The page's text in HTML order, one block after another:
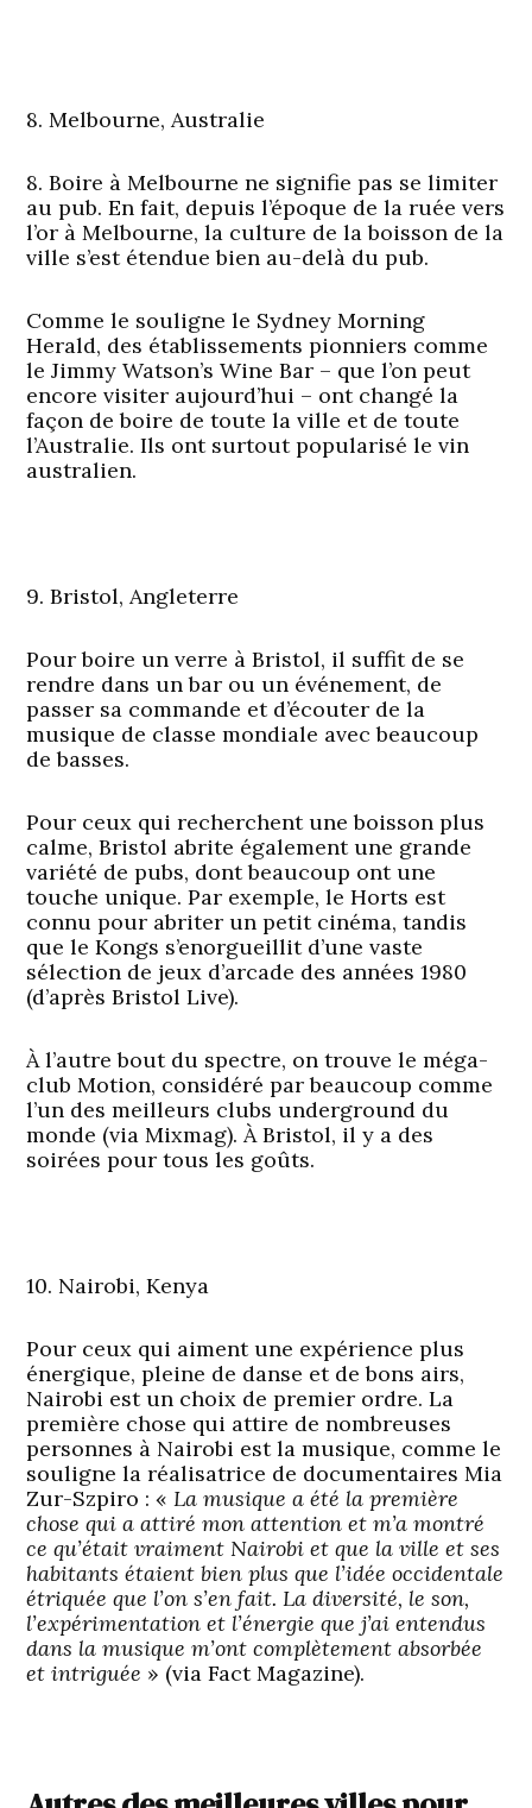
8. Melbourne, Australie
8. Boire à Melbourne ne signifie pas se limiter
au pub. En fait, depuis l’époque de la ruée vers
l’or à Melbourne, la culture de la boisson de la
ville s’est étendue bien au-delà du pub.
Comme le souligne le Sydney Morning
Herald, des établissements pionniers comme
le Jimmy Watson’s Wine Bar – que l’on peut
encore visiter aujourd’hui – ont changé la
façon de boire de toute la ville et de toute
l’Australie. Ils ont surtout popularisé le vin
australien.
9. Bristol, Angleterre
Pour boire un verre à Bristol, il suffit de se
rendre dans un bar ou un événement, de
passer sa commande et d’écouter de la
musique de classe mondiale avec beaucoup
de basses.
Pour ceux qui recherchent une boisson plus
calme, Bristol abrite également une grande
variété de pubs, dont beaucoup ont une
touche unique. Par exemple, le Horts est
connu pour abriter un petit cinéma, tandis
que le Kongs s’enorgueillit d’une vaste
sélection de jeux d’arcade des années 1980
(d’après Bristol Live).
À l’autre bout du spectre, on trouve le méga-
club Motion, considéré par beaucoup comme
l’un des meilleurs clubs underground du
monde (via Mixmag). À Bristol, il y a des
soirées pour tous les goûts.
10. Nairobi, Kenya
Pour ceux qui aiment une expérience plus
énergique, pleine de danse et de bons airs,
Nairobi est un choix de premier ordre. La
première chose qui attire de nombreuses
personnes à Nairobi est la musique, comme le
souligne la réalisatrice de documentaires Mia
Zur-Szpiro : «La musique a été la première
chose qui a attiré mon attention et m’a montré
ce qu’était vraiment Nairobi et que la ville et ses
habitants étaient bien plus que l’idée occidentale
étriquée que l’on s’en fait. La diversité, le son,
l’expérimentation et l’énergie que j’ai entendus
dans la musique m’ont complètement absorbée
et intriguée » (via Fact Magazine).